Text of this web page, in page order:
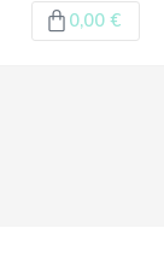
0,00 €